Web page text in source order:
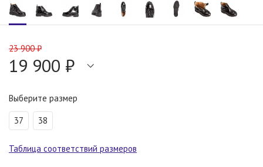
23 900 ₽
19 900 ₽
Выберите размер
37 38
Таблица соответствий размеров